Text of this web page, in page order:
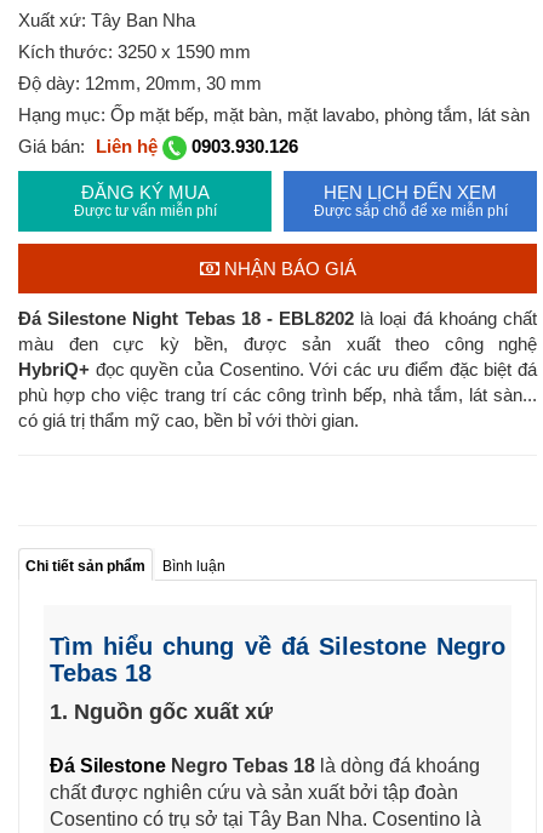
Xuất xứ: Tây Ban Nha
Kích thước: 3250 x 1590 mm
Độ dày: 12mm, 20mm, 30 mm
Hạng mục: Ốp mặt bếp, mặt bàn, mặt lavabo, phòng tắm, lát sàn
Giá bán:
Liên hệ 0903.930.126
ĐĂNG KÝ MUA
Được tư vấn miễn phí
HẸN LỊCH ĐẾN XEM
Được sắp chỗ để xe miễn phí
NHẬN BÁO GIÁ
Đá Silestone Night Tebas 18 - EBL8202 là loại đá khoáng chất
màu đen cực kỳ bền, được sản xuất theo công nghệ
HybriQ+ đọc quyền của Cosentino. Với các ưu điểm đặc biệt đá
phù hợp cho việc trang trí các công trình bếp, nhà tắm, lát sàn...
có giá trị thẩm mỹ cao, bền bỉ với thời gian.
Chi tiết sản phẩm Bình luận
Tìm hiểu chung về đá Silestone Negro
Tebas 18
1. Nguồn gốc xuất xứ
Đá Silestone Negro Tebas 18 là dòng đá khoáng
chất được nghiên cứu và sản xuất bởi tập đoàn
Cosentino có trụ sở tại Tây Ban Nha. Cosentino là